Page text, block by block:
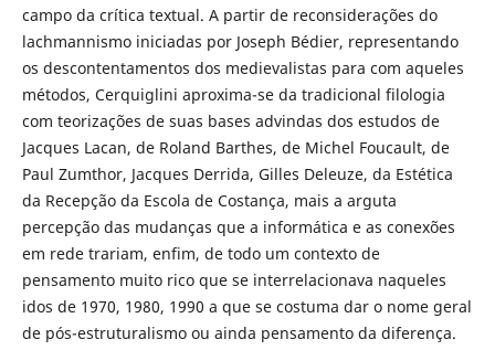
campo da crítica textual. A partir de reconsiderações do
lachmannismo iniciadas por Joseph Bédier, representando
os descontentamentos dos medievalistas para com aqueles
métodos, Cerquiglini aproxima-se da tradicional filologia
com teorizações de suas bases advindas dos estudos de
Jacques Lacan, de Roland Barthes, de Michel Foucault, de
Paul Zumthor, Jacques Derrida, Gilles Deleuze, da Estética
da Recepção da Escola de Costança, mais a arguta
percepção das mudanças que a informática e as conexões
em rede trariam, enfim, de todo um contexto de
pensamento muito rico que se interrelacionava naqueles
idos de 1970, 1980, 1990 a que se costuma dar o nome geral
de pós-estruturalismo ou ainda pensamento da diferença.